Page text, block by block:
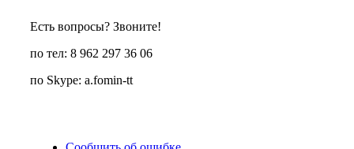
Есть вопросы? Звоните!
по тел: 8 962 297 36 06
по Skype: a.fomin-tt